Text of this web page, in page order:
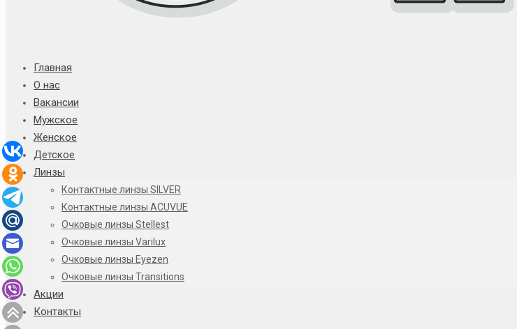
Главная
О нас
Вакансии
Мужское
Женское
Детское
Линзы
Контактные линзы SILVER
Контактные линзы ACUVUE
Очковые линзы Stellest
Очковые линзы Varilux
Очковые линзы Eyezen
Очковые линзы Transitions
Акции
Контакты